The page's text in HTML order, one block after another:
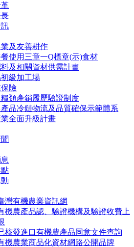
及友善耕作
使用三章一Q標章(示)食材
及相關資材供需計畫
級加工場
險
類產銷履歷驗證制度
品冷鏈物流及品質確保示範體系
全面升級計畫
灣有機農業資訊網
機農產品認、驗證機構及驗證收費上
核發進口有機農產品同意文件查詢
機農業商品化資材網路公開品牌